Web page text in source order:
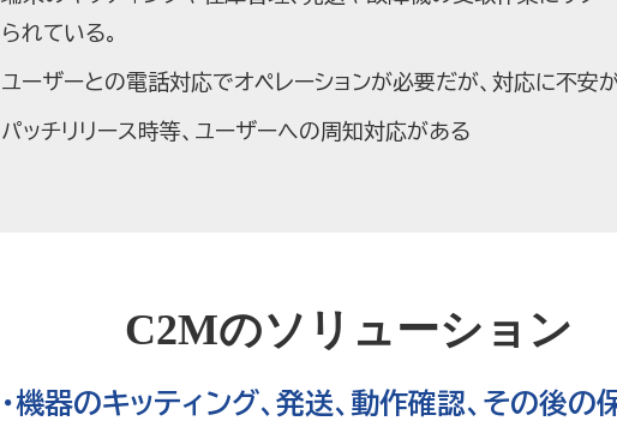
られている。
ユーザーとの電話対応でオペレーションが必要だが、対応に不安
パッチリリース時等、ユーザーへの周知対応がある
C2Mのソリューション
・機器のキッティング、発送、動作確認、その後の